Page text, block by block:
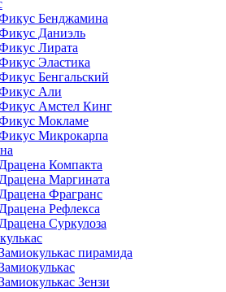
Бенджамина
Даниэль
Лирата
Эластика
Бенгальский
Али
Амстел Кинг
Мокламе
Микрокарпа
Драцена Компакта
Драцена Маргината
Драцена Фрагранс
Драцена Рефлекса
Драцена Суркулоза
пирамида
Зензи